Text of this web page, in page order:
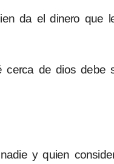
da el dinero que
cerca de dios debe
y quien